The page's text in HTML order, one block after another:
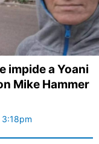
impide a Yoani
Mike Hammer